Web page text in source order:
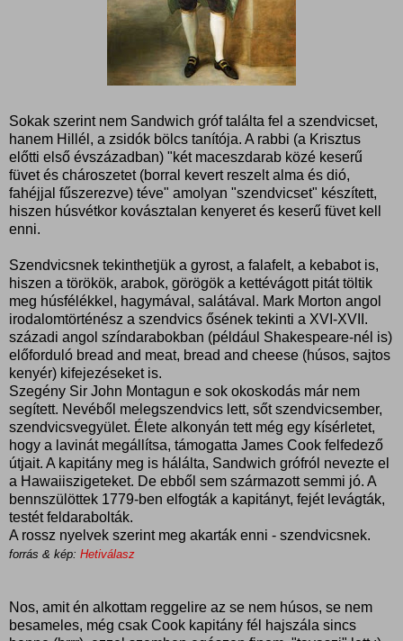
Sokak szerint nem Sandwich gróf találta fel a szendvicset,
hanem Hillél, a zsidók bölcs tanítója. A rabbi (a Krisztus
előtti első évszázadban) "két maceszdarab közé keserű
füvet és chároszetet (borral kevert reszelt alma és dió,
fahéjjal fűszerezve) téve" amolyan "szendvicset" készített,
hiszen húsvétkor kovásztalan kenyeret és keserű füvet kell
enni.
Szendvicsnek tekinthetjük a gyrost, a falafelt, a kebabot is,
hiszen a törökök, arabok, görögök a kettévágott pitát töltik
meg húsfélékkel, hagymával, salátával. Mark Morton angol
irodalomtörténész a szendvics ősének tekinti a XVI-XVII.
századi angol színdarabokban (például Shakespeare-nél is)
előforduló bread and meat, bread and cheese (húsos, sajtos
kenyér) kifejezéseket is.
Szegény Sir John Montagun e sok okoskodás már nem
segített. Nevéből melegszendvics lett, sőt szendvicsember,
szendvicsvegyület. Élete alkonyán tett még egy kísérletet,
hogy a lavinát megállítsa, támogatta James Cook felfedező
útjait. A kapitány meg is hálálta, Sandwich grófról nevezte el
a Hawaiiszigeteket. De ebből sem származott semmi jó. A
bennszülöttek 1779-ben elfogták a kapitányt, fejét levágták,
testét feldarabolták.
A rossz nyelvek szerint meg akarták enni - szendvicsnek.
forrás & kép: Hetiválasz
Nos, amit én alkottam reggelire az se nem húsos, se nem
besameles, még csak Cook kapitány fél hajszála sincs